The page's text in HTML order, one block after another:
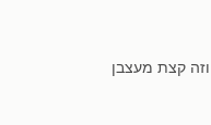
וזה קצת מעצבן